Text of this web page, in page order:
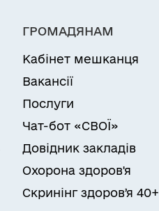
ГРОМАДЯНАМ
Кабінет мешканця
Вакансії
Послуги
Чат-бот «СВОЇ»
Довідник закладів
Охорона здоров'я
Скринінг здоровʼя 40+